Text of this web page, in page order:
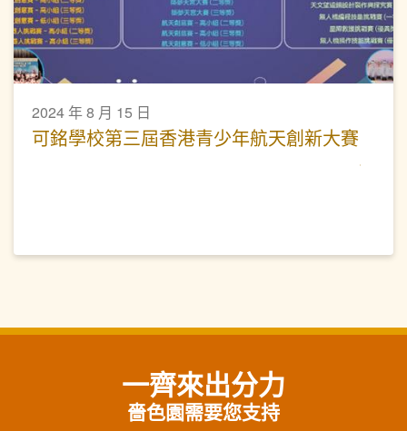
2024 年 8 月 15 日
可銘學校第三屆香港青少年航天創新大賽
一齊來出分力
嗇色園需要您支持